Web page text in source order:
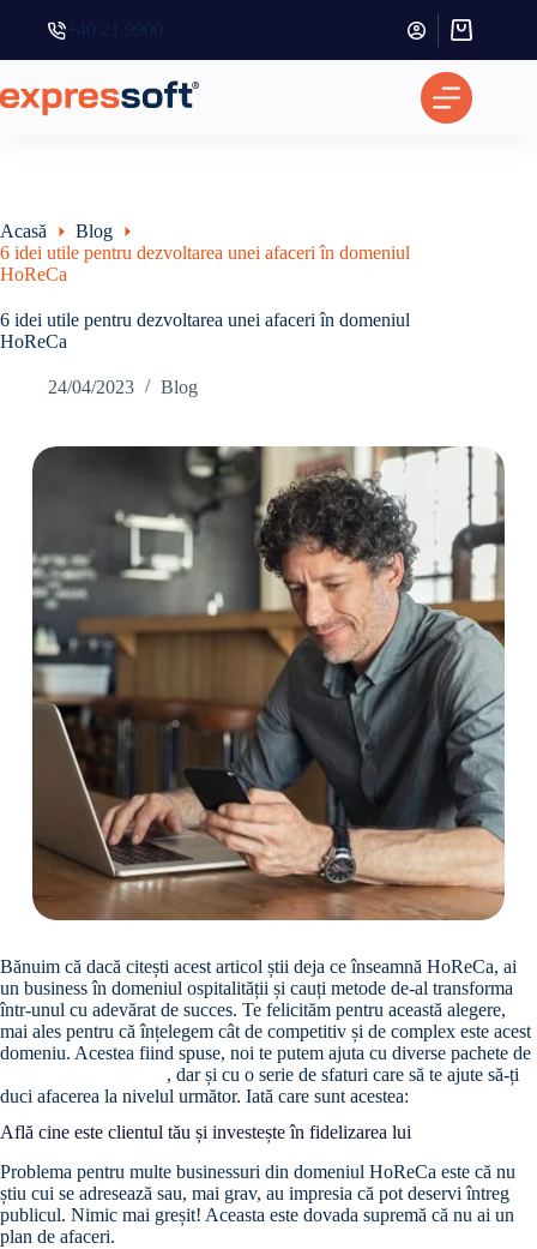
+40 21 9900
Coș
de
Acasă
Blog
6 idei utile pentru dezvoltarea unei afaceri în domeniul
HoReCa
6 idei utile pentru dezvoltarea unei afaceri în domeniul
HoReCa
24/04/2023 Blog
Bănuim că dacă citești acest articol știi deja ce înseamnă HoReCa, ai
un business în domeniul ospitalității și cauți metode de-al transforma
într-unul cu adevărat de succes. Te felicităm pentru această alegere,
mai ales pentru că înțelegem cât de competitiv și de complex este acest
domeniu. Acestea fiind spuse, noi te putem ajuta cu diverse pachete de
, dar și cu o serie de sfaturi care să te ajute să-ți
duci afacerea la nivelul următor. Iată care sunt acestea:
Află cine este clientul tău și investește în fidelizarea lui
Problema pentru multe businessuri din domeniul HoReCa este că nu
știu cui se adresează sau, mai grav, au impresia că pot deservi întreg
publicul. Nimic mai greșit! Aceasta este dovada supremă că nu ai un
plan de afaceri.